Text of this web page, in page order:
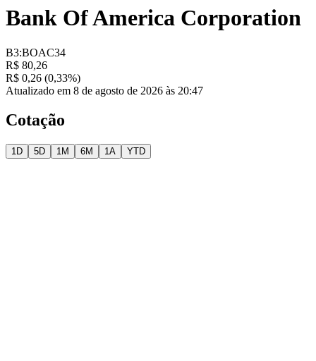
Bank Of America Corporation
B3:BOAC34
R$ 80,26
R$ 0,26 (0,33%)
Atualizado em 8 de agosto de 2026 às 20:47
Cotação
1D 5D 1M 6M 1A YTD